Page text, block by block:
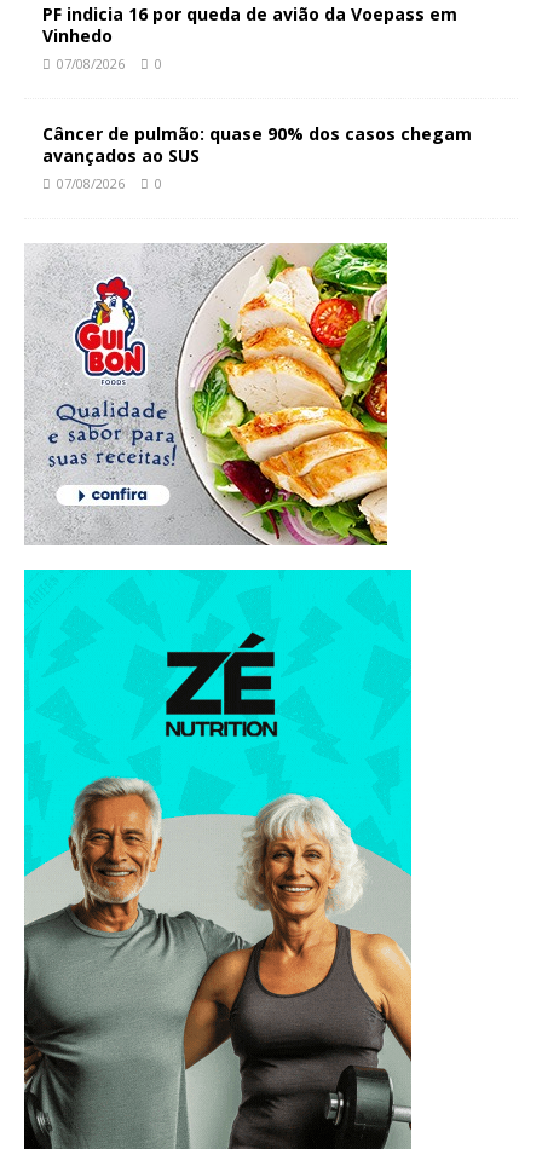
PF indicia 16 por queda de avião da Voepass em
Vinhedo
07/08/2026 0
Câncer de pulmão: quase 90% dos casos chegam
avançados ao SUS
07/08/2026 0